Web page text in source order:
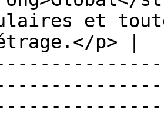
et
p> |